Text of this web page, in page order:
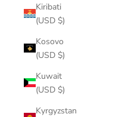
Kiribati
(USD $)
Kosovo
(USD $)
Kuwait
(USD $)
Kyrgyzstan